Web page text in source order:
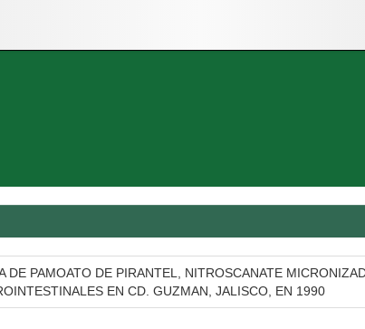
DE PAMOATO DE PIRANTEL, NITROSCANATE
EN CD. GUZMAN, JALISCO, EN 1990